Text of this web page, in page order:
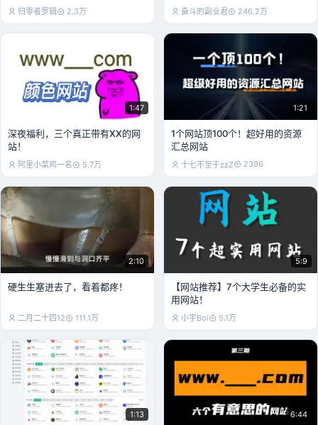
归零者罗辑 2.3万 奋斗的副业君 246.2万
1:47
深夜福利，三个真正带有XX的网
站！
阿里小菜鸡一名 5.7万
1:21
1个网站顶100个！超好用的资源
汇总网站
十七不至于zzZ 2396
2:10
硬生生塞进去了，看着都疼！
二月二十四12 111.1万
5:9
【网站推荐】7个大学生必备的实
用网站！
小宇Boi 5.1万
1:13 6:44